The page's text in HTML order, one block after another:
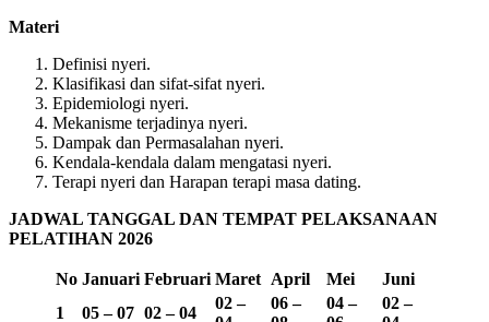
Materi
Definisi nyeri.
Klasifikasi dan sifat-sifat nyeri.
Epidemiologi nyeri.
Mekanisme terjadinya nyeri.
Dampak dan Permasalahan nyeri.
Kendala-kendala dalam mengatasi nyeri.
Terapi nyeri dan Harapan terapi masa dating.
JADWAL TANGGAL DAN TEMPAT PELAKSANAAN
PELATIHAN 2026
No Januari Februari Maret April Mei
Juni
1
05 – 07 02 – 04
02 –
06 –
04 –
02 –